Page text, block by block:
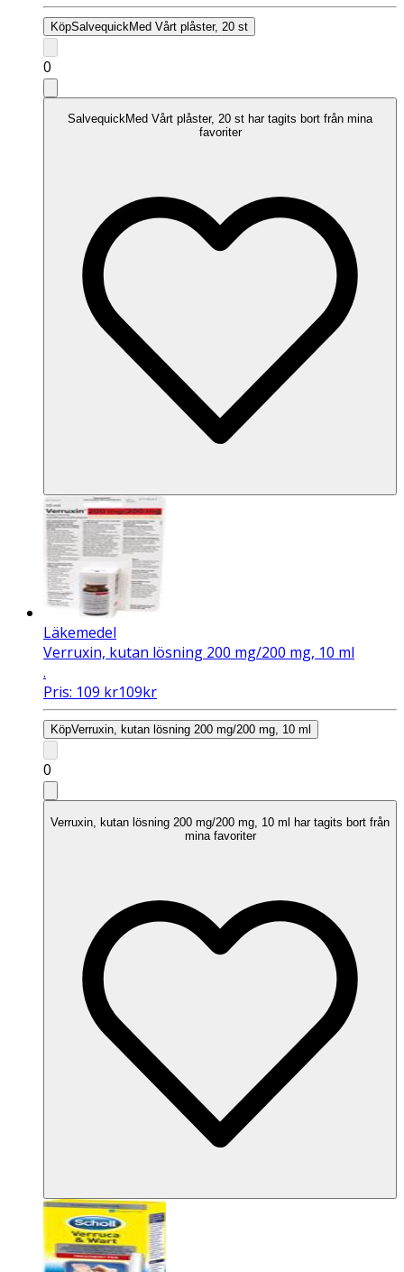
KöpSalvequickMed Vårt plåster, 20 st
0
SalvequickMed Vårt plåster, 20 st har tagits bort från mina
favoriter
Läkemedel
Verruxin, kutan lösning 200 mg/200 mg, 10 ml
.
Pris: 109 kr109kr
KöpVerruxin, kutan lösning 200 mg/200 mg, 10 ml
0
Verruxin, kutan lösning 200 mg/200 mg, 10 ml har tagits bort från
mina favoriter